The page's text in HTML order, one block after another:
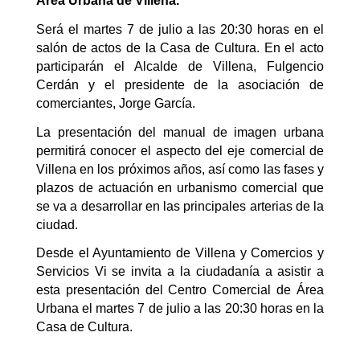
Será el martes 7 de julio a las 20:30 horas en el
salón de actos de la Casa de Cultura. En el acto
participarán el Alcalde de Villena, Fulgencio
Cerdán y el presidente de la asociación de
comerciantes, Jorge García.
La presentación del manual de imagen urbana
permitirá conocer el aspecto del eje comercial de
Villena en los próximos años, así como las fases y
plazos de actuación en urbanismo comercial que
se va a desarrollar en las principales arterias de la
ciudad.
Desde el Ayuntamiento de Villena y Comercios y
Servicios Vise invita a la ciudadanía a asistir a
esta presentación del Centro Comercial de Área
Urbana el martes 7 de julio a las 20:30 horas en la
Casa de Cultura.